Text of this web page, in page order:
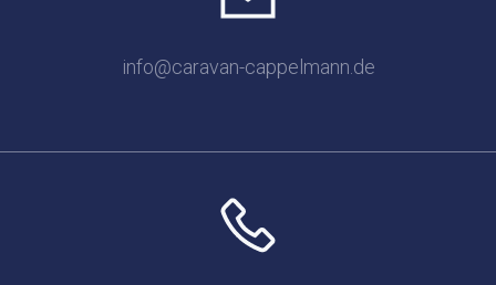
info@caravan-cappelmann.de